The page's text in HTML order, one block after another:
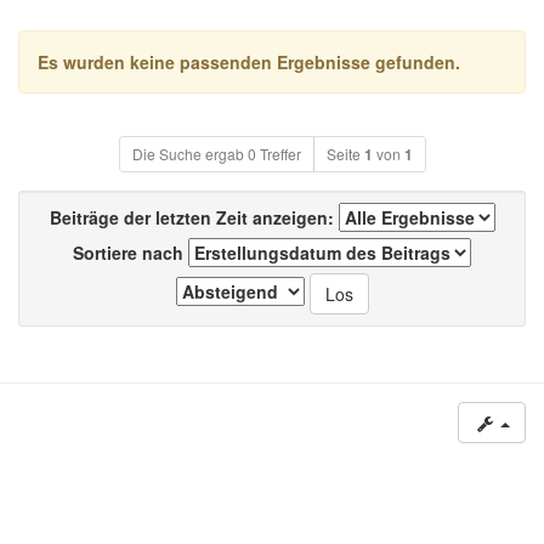
Es wurden keine passenden Ergebnisse gefunden.
Die Suche ergab 0 Treffer Seite 1 von 1
Beiträge der letzten Zeit anzeigen:
Sortiere nach